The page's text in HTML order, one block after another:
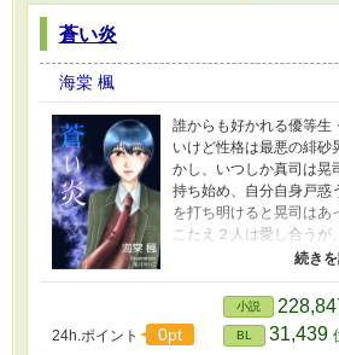
蒼い炎
海棠 楓
誰からも好かれる優等生
いけど性格は最悪の緋砂
かし、いつしか真司は晃
持ち始め、自分自身戸惑
を打ち明けると晃司はあ
こたえ２人は愛し合うが
の愛を重荷に思い始める
の愛から逃げ出し、晃司
た真司に残されたものは
に入った真司はまたもク
が、今度は徹底的に拒絶
24h.ポイント 0pt
小説
BL 31,439